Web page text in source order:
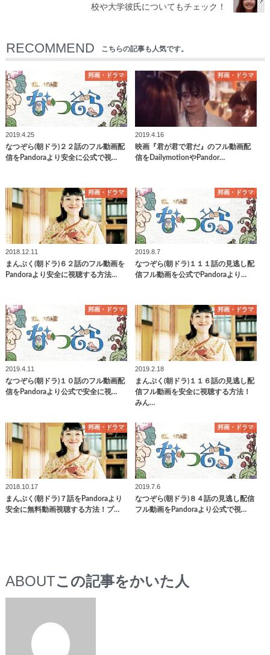
校や大学彼氏についてもチェック！
RECOMMEND こちらの記事も人気です。
邦画・ドラマ
2019.4.25
なつぞら(朝ドラ)２２話のフル動画配
信をPandoraより安全に公式で視…
邦画・ドラマ
2019.4.16
映画『君が君で君だ』のフル動画配
信をDailymotionやPandor…
邦画・ドラマ
2018.12.11
まんぷく(朝ドラ)６２話のフル動画を
Pandoraより安全に視聴する方法…
邦画・ドラマ
2019.8.7
なつぞら(朝ドラ)１１１話の見逃し配
信フル動画を公式でPandoraより…
邦画・ドラマ
2019.4.11
なつぞら(朝ドラ)１０話のフル動画配
信をPandoraより公式で安全に視…
邦画・ドラマ
2019.2.18
まんぷく(朝ドラ)１１６話の見逃し配
信フル動画を安全に視聴する方法！
みん…
邦画・ドラマ
2018.10.17
まんぷく(朝ドラ)７話をPandoraより
安全に無料動画視聴する方法！プ…
邦画・ドラマ
2019.7.6
なつぞら(朝ドラ)８４話の見逃し配信
フル動画をPandoraより公式で視…
ABOUTこの記事をかいた人